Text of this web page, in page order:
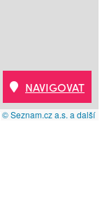
© Seznam.cz a.s. a další
NAVIGOVAT